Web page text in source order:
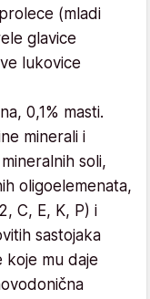
(mladi
glavice
lukovice
0,1% masti.
minerali i
soli,
oligoelemenata,
C, E, K, P) i
sastojaka
koje mu daje